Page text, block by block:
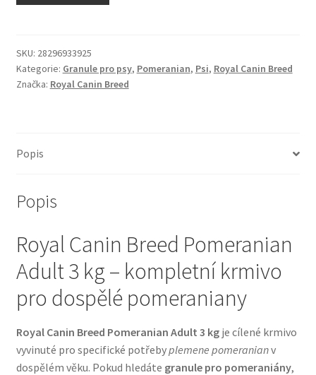
Odpočívadla pro kočky
Pamlsky pro kočky
Škrabadla pro kočky
Veterinární dieta pro kočky
Vše pro psy — Krmivo, doplňky, vybavení
Boudy a výběhy
Bozita pro psy — Švédské krmivo s nordickou kvalitou
SKU: 28296933925
Kategorie: Granule pro psy, Pomeranian, Psi, Royal Canin Breed
Značka: Royal Canin Breed
Popis
Popis
Royal Canin Breed Pomeranian
Adult 3 kg – kompletní krmivo
pro dospělé pomeraniany
Royal Canin Breed Pomeranian Adult 3 kgje cílené krmivo
vyvinuté pro specifické potřebyplemene pomeranianv
dospělém věku. Pokud hledáte granule pro pomeraniány,